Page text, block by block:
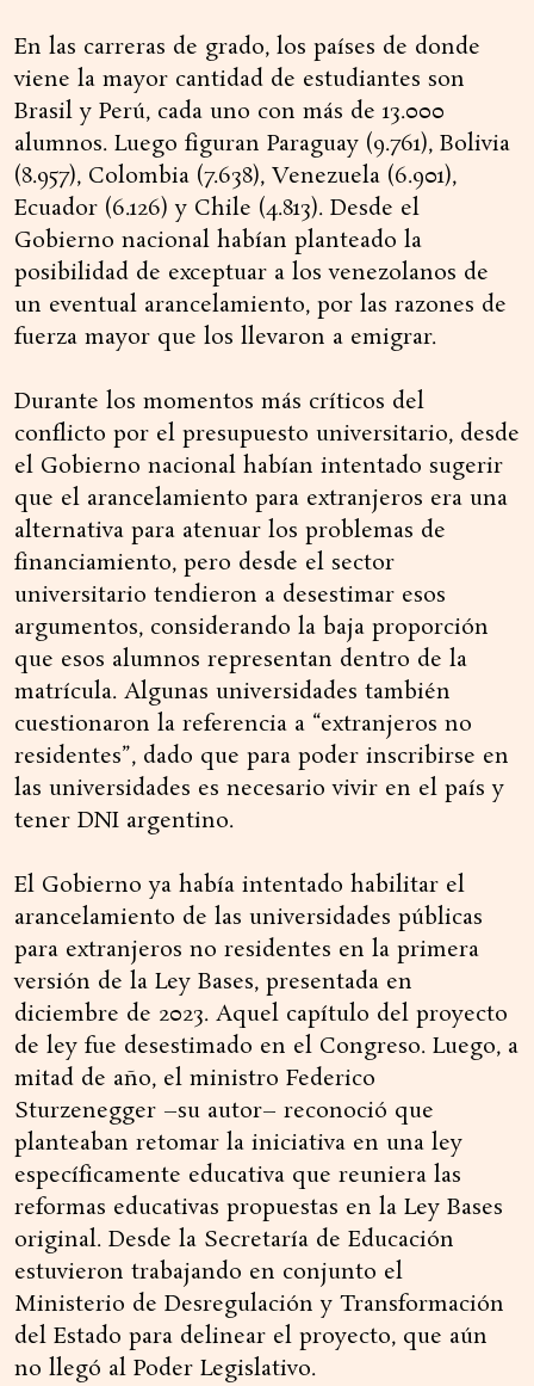
En las carreras de grado, los países de donde
viene la mayor cantidad de estudiantes son
Brasil y Perú, cada uno con más de 13.000
alumnos. Luego figuran Paraguay (9.761), Bolivia
(8.957), Colombia (7.638), Venezuela (6.901),
Ecuador (6.126) y Chile (4.813). Desde el
Gobierno nacional habían planteado la
posibilidad de exceptuar a los venezolanos de
un eventual arancelamiento, por las razones de
fuerza mayor que los llevaron a emigrar.
Durante los momentos más críticos del
conflicto por el presupuesto universitario, desde
el Gobierno nacional habían intentado sugerir
que el arancelamiento para extranjeros era una
alternativa para atenuar los problemas de
financiamiento, pero desde el sector
universitario tendieron a desestimar esos
argumentos, considerando la baja proporción
que esos alumnos representan dentro de la
matrícula. Algunas universidades también
cuestionaron la referencia a “extranjeros no
residentes”, dado que para poder inscribirse en
las universidades es necesario vivir en el país y
tener DNI argentino.
El Gobierno ya había intentado habilitar el
arancelamiento de las universidades públicas
para extranjeros no residentes en la primera
versión de la Ley Bases, presentada en
diciembre de 2023. Aquel capítulo del proyecto
de ley fue desestimado en el Congreso. Luego, a
mitad de año, el ministro Federico
Sturzenegger –su autor– reconoció que
planteaban retomar la iniciativa en una ley
específicamente educativa que reuniera las
reformas educativas propuestas en la Ley Bases
original. Desde la Secretaría de Educación
estuvieron trabajando en conjunto el
Ministerio de Desregulación y Transformación
del Estado para delinear el proyecto, que aún
no llegó al Poder Legislativo.